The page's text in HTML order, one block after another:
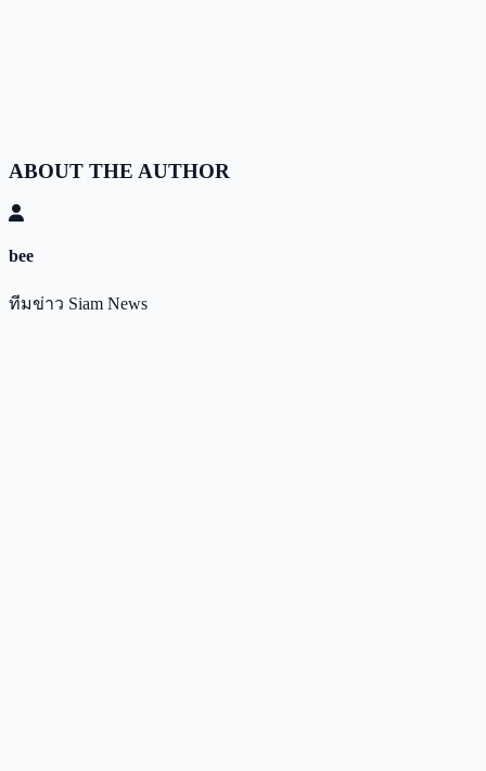
ABOUT THE AUTHOR
bee
ทีมข่าว Siam News